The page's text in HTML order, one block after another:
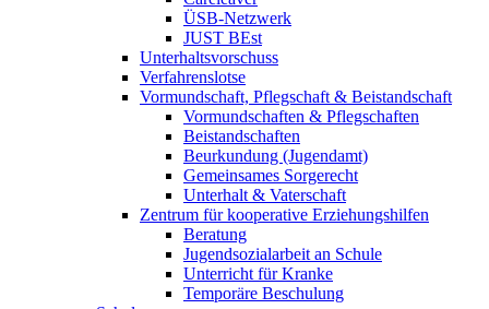
ÜSB-Netzwerk
JUST BEst
Unterhaltsvorschuss
Verfahrenslotse
Vormundschaft, Pflegschaft & Beistandschaft
Vormundschaften & Pflegschaften
Beistandschaften
Beurkundung (Jugendamt)
Gemeinsames Sorgerecht
Unterhalt & Vaterschaft
Zentrum für kooperative Erziehungshilfen
Beratung
Jugendsozialarbeit an Schule
Unterricht für Kranke
Temporäre Beschulung